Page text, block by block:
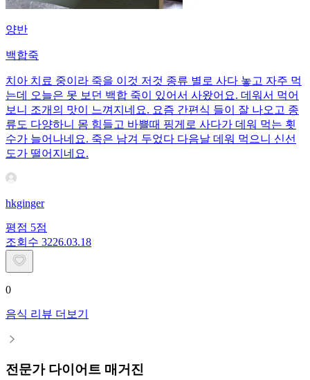
양반
백합죽
치아 치료 중이라 죽을 이것 저것 종류 별로 사다 놓고 자주 먹
는데 오늘은 못 보던 백합 죽이 있어서 사왔어요. 데워서 먹어
보니 조개의 맛이 느껴지네요. 요즘 간편식 들이 잘 나오고 종
류도 다양하니 몸 힘들고 바쁠때 핑게로 사다가 데워 먹는 횟
수가 늘어나네요. 죽은 남겨 두었다 다음날 데워 먹으니 신선
도가 떨어지네요.
hkginger
평점 5점
조회수 3226.03.18
0
음식 리뷰 더보기
전문가 다이어트 매거진